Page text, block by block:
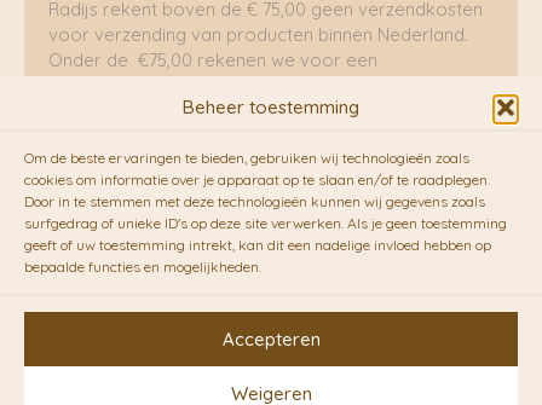
Beheer toestemming
Om de beste ervaringen te bieden, gebruiken wij technologieën zoals
cookies om informatie over je apparaat op te slaan en/of te raadplegen.
Door in te stemmen met deze technologieën kunnen wij gegevens zoals
surfgedrag of unieke ID's op deze site verwerken. Als je geen toestemming
geeft of uw toestemming intrekt, kan dit een nadelige invloed hebben op
bepaalde functies en mogelijkheden.
Accepteren
Weigeren
Radijs rekent boven de € 75,00 geen verzendkosten
voor verzending van producten binnen Nederland.
Onder de €75,00 rekenen we voor een
RADIJS werkt samen met de duurzame bezorgdienst
vanFietskoeriers.nl. Pakketten (mits voorradig) voor
10.00 uur besteld op een doordeweekse dag,
bezorgen zij soms nog op dezelfde dag in de
avonduren! Brievenbuspakjes de volgende dag. En
waar mogelijk ook echt op de fiets!!